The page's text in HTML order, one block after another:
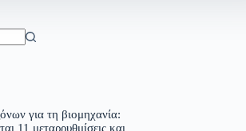
για τη βιομηχανία:
11 μεταρρυθμίσεις και